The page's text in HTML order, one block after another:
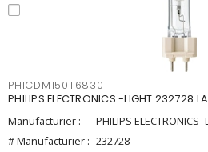
PHICDM150T6830
PHILIPS ELECTRONICS -LIGHT 232728
Manufacturier :
PHILIPS ELECTRONICS
# Manufacturier : 232728